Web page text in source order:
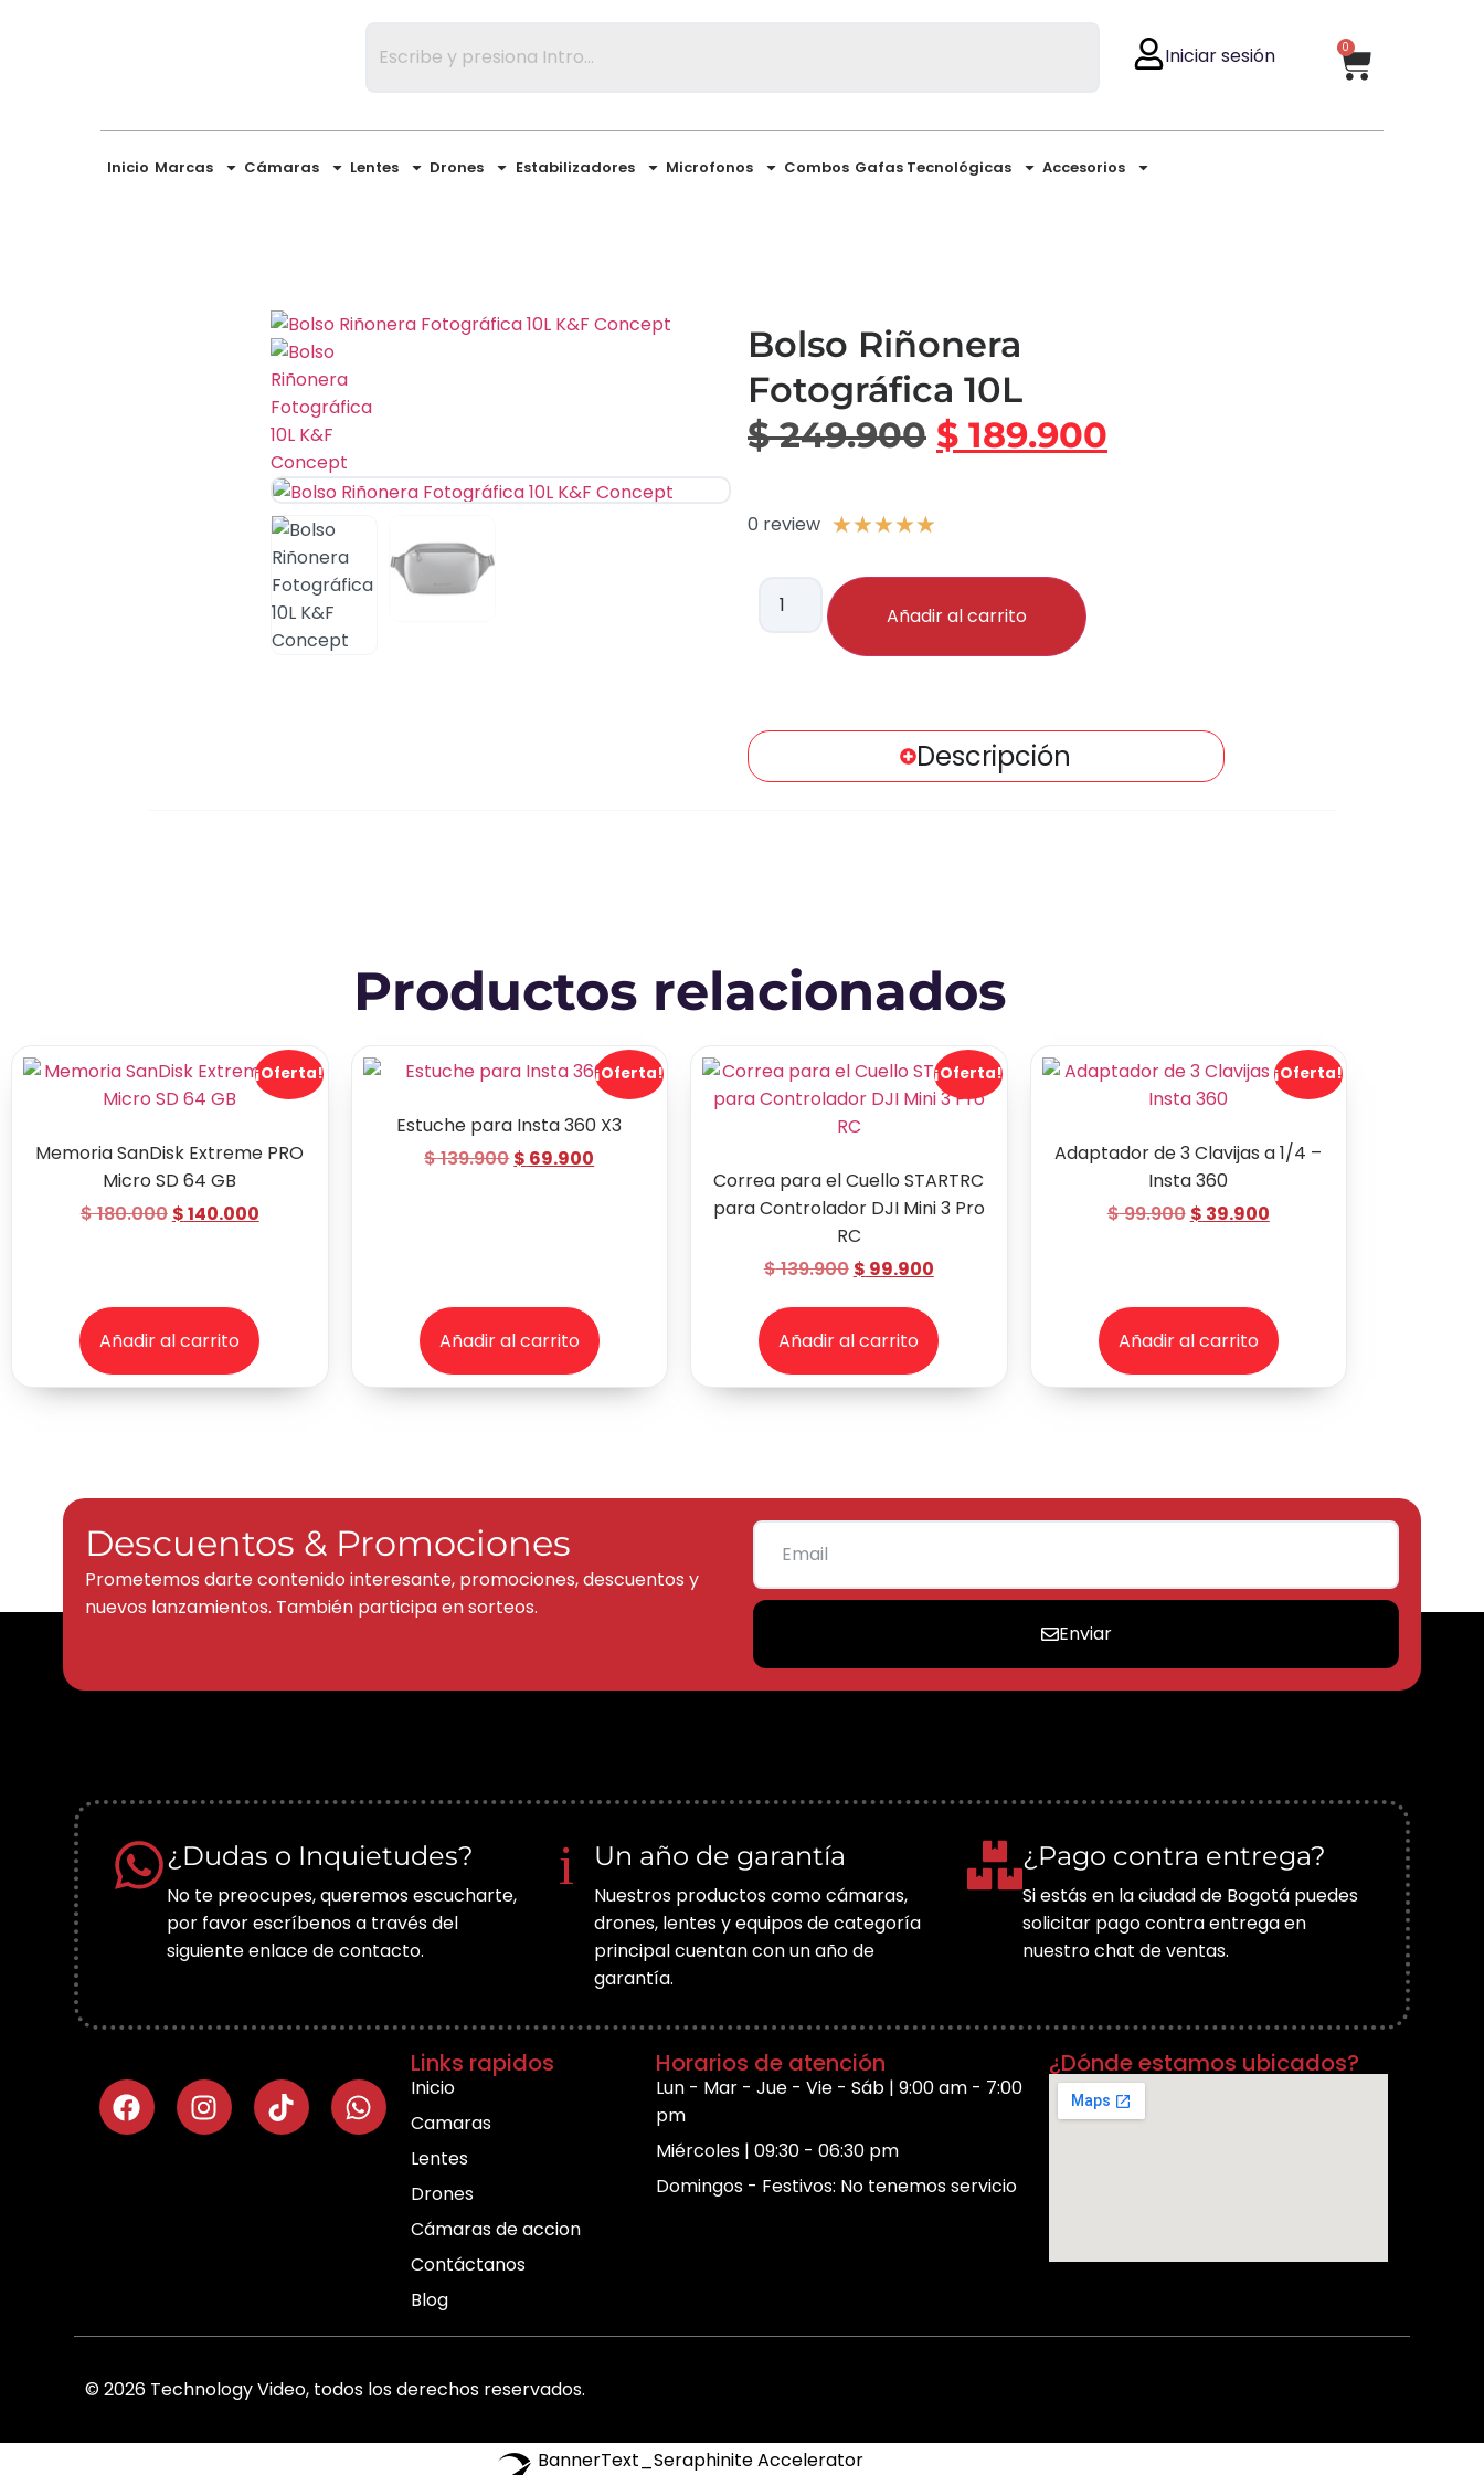
Iniciar sesión 0
Inicio Marcas Cámaras Lentes Drones Estabilizadores Microfonos Combos Gafas Tecnológicas Accesorios
Bolso Riñonera
Fotográfica 10L
$249.900 $ 189.900
0 review ★★★★★
Añadir al carrito
Descripción
Productos relacionados
¡Oferta!
Memoria SanDisk Extreme PRO
Micro SD 64 GB
$180.000 $140.000
Añadir al carrito
¡Oferta!
Estuche para Insta 360 X3
$139.900 $ 69.900
Añadir al carrito
¡Oferta!
Correa para el Cuello STARTRC
para Controlador DJI Mini 3 Pro
RC
$139.900 $ 99.900
Añadir al carrito
¡Oferta!
Adaptador de 3 Clavijas a 1/4 –
Insta 360
$99.900 $ 39.900
Añadir al carrito
Descuentos & Promociones
Prometemos darte contenido interesante, promociones, descuentos y
nuevos lanzamientos. También participa en sorteos.
Enviar
¿Dudas o Inquietudes?
No te preocupes, queremos escucharte,
por favor escríbenos a través del
siguiente enlace de contacto.
Un año de garantía
Nuestros productos como cámaras,
drones, lentes y equipos de categoría
principal cuentan con un año de
garantía.
¿Pago contra entrega?
Si estás en la ciudad de Bogotá puedes
solicitar pago contra entrega en
nuestro chat de ventas.
Links rapidos
Inicio
Camaras
Lentes
Drones
Cámaras de accion
Contáctanos
Blog
Horarios de atención
Lun - Mar - Jue - Vie - Sáb | 9:00 am - 7:00
pm
Miércoles | 09:30 - 06:30 pm
Domingos - Festivos: No tenemos servicio
¿Dónde estamos ubicados?
© 2026 Technology Video, todos los derechos reservados.
BannerText_Seraphinite Accelerator